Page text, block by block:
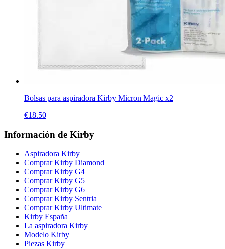
Bolsas para aspiradora Kirby Micron Magic x2
€18.50
Información de Kirby
Aspiradora Kirby
Comprar Kirby Diamond
Comprar Kirby G4
Comprar Kirby G5
Comprar Kirby G6
Comprar Kirby Sentria
Comprar Kirby Ultimate
Kirby España
La aspiradora Kirby
Modelo Kirby
Piezas Kirby